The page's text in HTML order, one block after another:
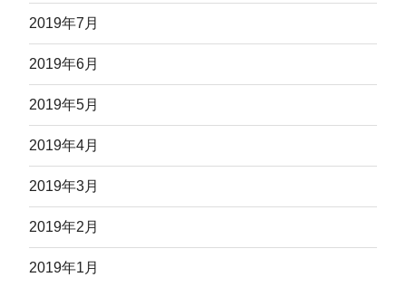
2019年7月
2019年6月
2019年5月
2019年4月
2019年3月
2019年2月
2019年1月